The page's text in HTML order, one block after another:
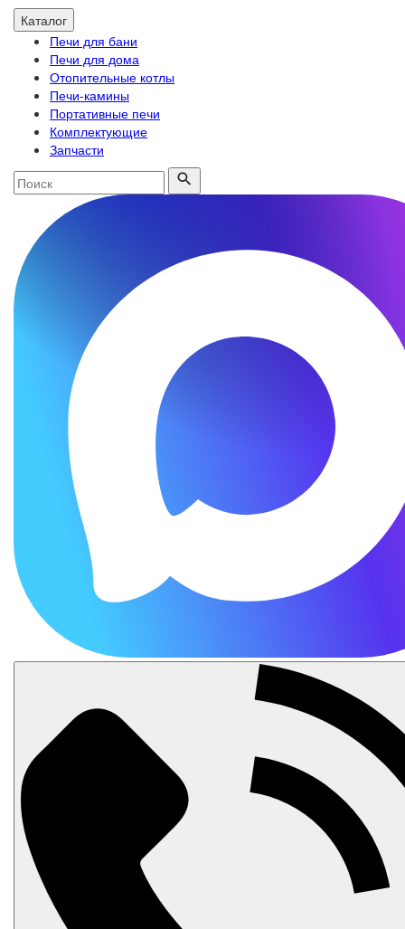
Каталог
Печи для бани
Печи для дома
Отопительные котлы
Печи-камины
Портативные печи
Комплектующие
Запчасти